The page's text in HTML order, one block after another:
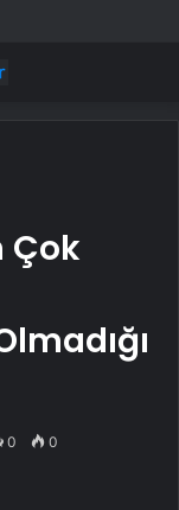
Çok
0 0